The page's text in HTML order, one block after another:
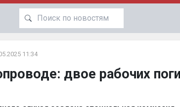
11:34
двое рабочих